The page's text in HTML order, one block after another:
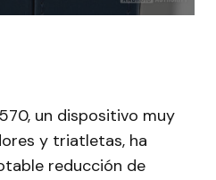
un dispositivo muy
y triatletas, ha
reducción de